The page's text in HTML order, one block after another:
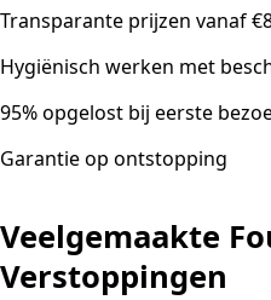
Transparante prijzen vanaf
Hygiënisch werken met
95% opgelost bij eerste
Garantie op ontstopping
Veelgemaakte
Verstoppingen